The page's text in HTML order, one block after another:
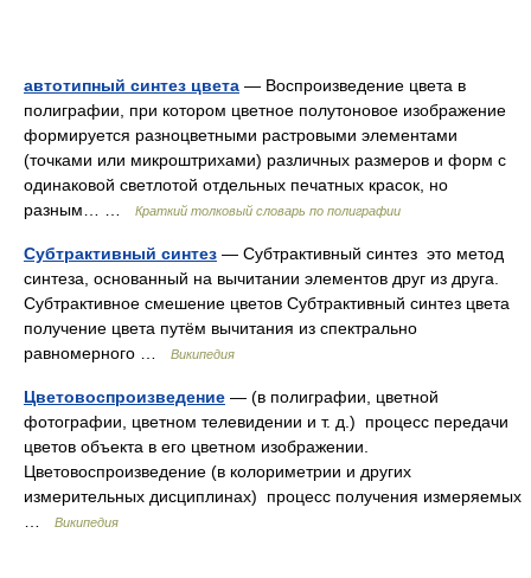
автотипный синтез цвета — Воспроизведение цвета в
полиграфии, при котором цветное полутоновое изображение
формируется разноцветными растровыми элементами
(точками или микроштрихами) различных размеров и форм с
одинаковой светлотой отдельных печатных красок, но
разным… …
Краткий толковый словарь по полиграфии
Субтрактивный синтез — Субтрактивный синтез это метод
синтеза, основанный на вычитании элементов друг из друга.
Субтрактивное смешение цветов Субтрактивный синтез цвета
получение цвета путём вычитания из спектрально
равномерного …
Википедия
Цветовоспроизведение — (в полиграфии, цветной
фотографии, цветном телевидении и т. д.) процесс передачи
цветов объекта в его цветном изображении.
Цветовоспроизведение (в колориметрии и других
измерительных дисциплинах) процесс получения измеряемых
Википедия